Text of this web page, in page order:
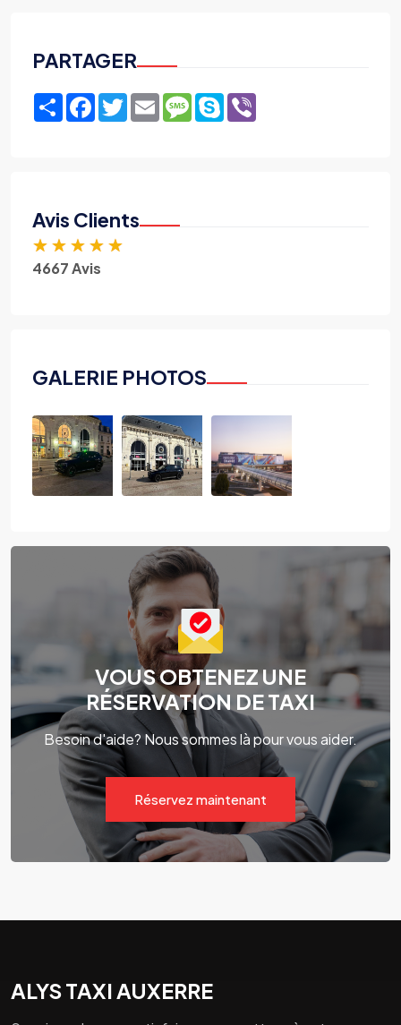
PARTAGER
ShareFacebook
TwitterEmailMessage
Skype
Avis Clients
★ ★ ★ ★ ★
4667 Avis
GALERIE PHOTOS
VOUS OBTENEZ UNE
RÉSERVATION DE TAXI
Besoin d'aide? Nous sommes là pour vous aider.
Réservez maintenant
ALYS TAXI AUXERRE